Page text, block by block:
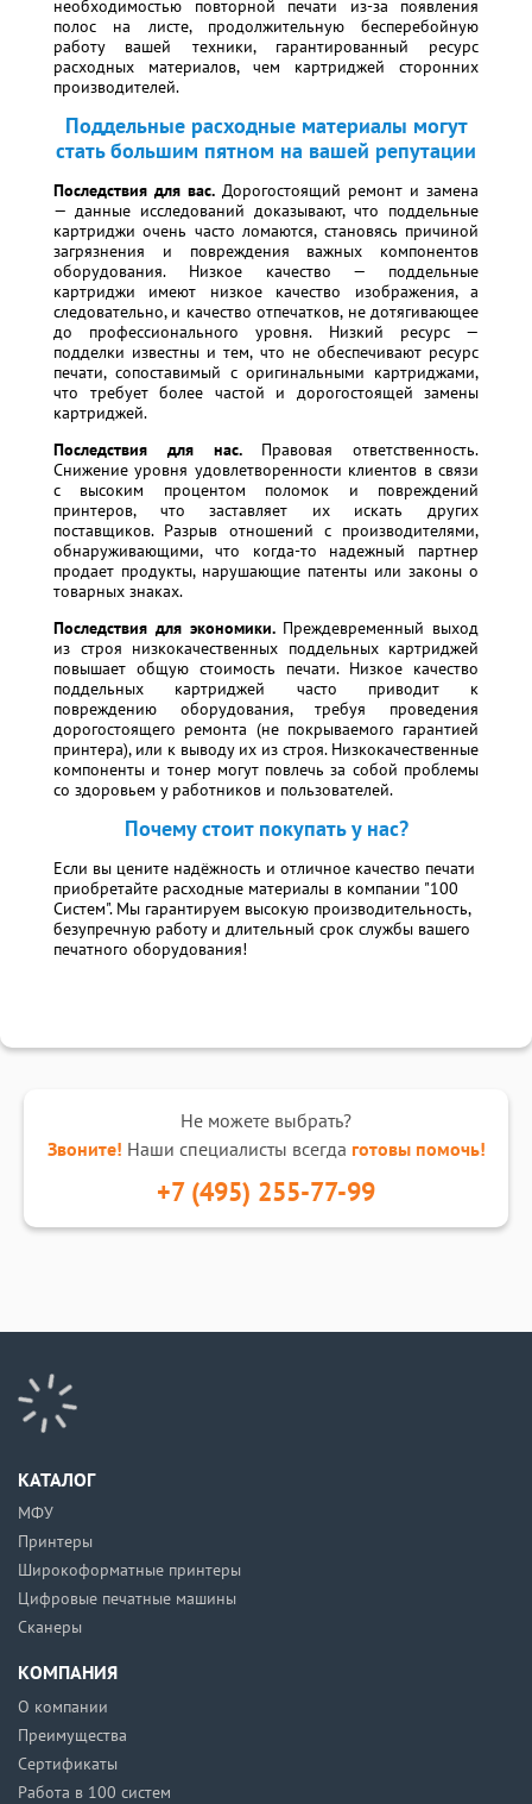
необходимостью повторной печати из-за появления
полос на листе, продолжительную бесперебойную
работу вашей техники, гарантированный ресурс
расходных материалов, чем картриджей сторонних
производителей.
Поддельные расходные материалы могут
стать большим пятном на вашей репутации
Последствия для вас. Дорогостоящий ремонт и замена
— данные исследований доказывают, что поддельные
картриджи очень часто ломаются, становясь причиной
загрязнения и повреждения важных компонентов
оборудования. Низкое качество — поддельные
картриджи имеют низкое качество изображения, а
следовательно, и качество отпечатков, не дотягивающее
до профессионального уровня. Низкий ресурс —
подделки известны и тем, что не обеспечивают ресурс
печати, сопоставимый с оригинальными картриджами,
что требует более частой и дорогостоящей замены
картриджей.
Последствия для нас.Правовая ответственность.
Снижение уровня удовлетворенности клиентов в связи
с высоким процентом поломок и повреждений
принтеров, что заставляет их искать других
поставщиков. Разрыв отношений с производителями,
обнаруживающими, что когда-то надежный партнер
продает продукты, нарушающие патенты или законы о
товарных знаках.
Последствия для экономики.Преждевременный выход
из строя низкокачественных поддельных картриджей
повышает общую стоимость печати. Низкое качество
поддельных картриджей часто приводит к
повреждению оборудования, требуя проведения
дорогостоящего ремонта (не покрываемого гарантией
принтера), или к выводу их из строя. Низкокачественные
компоненты и тонер могут повлечь за собой проблемы
со здоровьем у работников и пользователей.
Почему стоит покупать у нас?
Если вы цените надёжность и отличное качество печати
приобретайте расходные материалы в компании "100
Систем". Мы гарантируем высокую производительность,
безупречную работу и длительный срок службы вашего
печатного оборудования!
Не можете выбрать?
Звоните! Наши специалисты всегда готовы помочь!
+7 (495) 255-77-99
КАТАЛОГ
МФУ
Принтеры
Широкоформатные принтеры
Цифровые печатные машины
Сканеры
КОМПАНИЯ
О компании
Преимущества
Сертификаты
Работа в 100 систем